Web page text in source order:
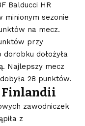
Balducci HR
minionym sezonie
na mecz.
przy
dołożyła
Najlepszy mecz
28 punktów.
Finlandii
zawodniczek
z